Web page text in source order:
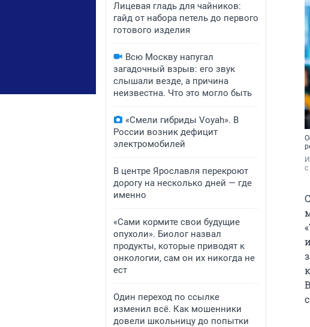
Лицевая гладь для чайников:
гайд от набора петель до первого
готового изделия
Всю Москву напугал
загадочный взрыв: его звук
слышали везде, а причина
неизвестна. Что это могло быть
«Смели гибриды Voyah». В
России возник дефицит
электромобилей
В центре Ярославля перекроют
дорогу на несколько дней — где
именно
«Сами кормите свои будущие
опухоли». Биолог назвал
продукты, которые приводят к
онкологии, сам он их никогда не
ест
Один переход по ссылке
изменил всё. Как мошенники
довели школьницу до попытки
с